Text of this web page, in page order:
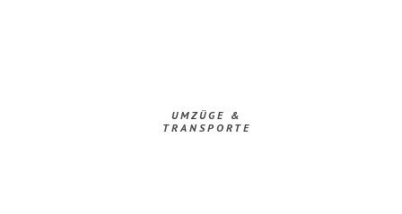
UMZÜGE &
TRANSPORTE